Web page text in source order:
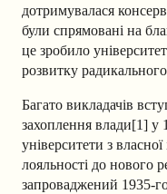
дотримувалася
були спрямовані на
це зробило
розвитку
Багато викладачів
захоплення влади[1] у
університети з
лояльності до
запроваджений 1935-